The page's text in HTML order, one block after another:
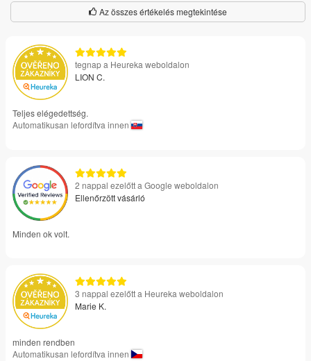
Az összes értékelés megtekintése
tegnap a Heureka weboldalon
LION C.
Teljes elégedettség.
Automatikusan lefordítva innen
2 nappal ezelőtt a Google weboldalon
Ellenőrzött vásárló
Minden ok volt.
3 nappal ezelőtt a Heureka weboldalon
Marie K.
minden rendben
Automatikusan lefordítva innen